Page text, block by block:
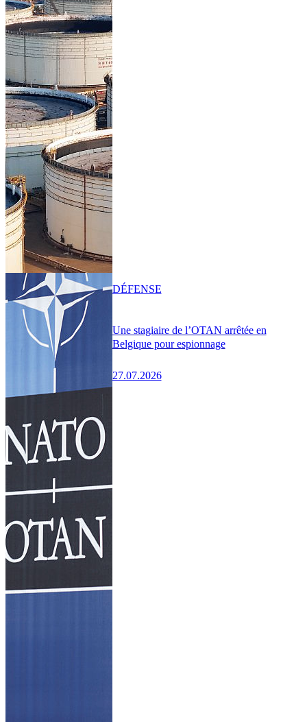
Une stagiaire de l’OTAN arrêtée en
Belgique pour espionnage
27.07.2026
DÉFENSE